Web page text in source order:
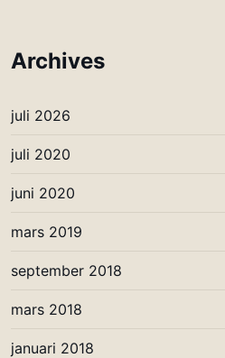
Archives
juli 2026
juli 2020
juni 2020
mars 2019
september 2018
mars 2018
januari 2018